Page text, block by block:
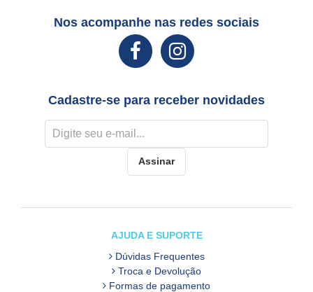
Nos acompanhe nas redes sociais
Cadastre-se para receber novidades
Assinar
AJUDA E SUPORTE
Dúvidas Frequentes
Troca e Devolução
Formas de pagamento